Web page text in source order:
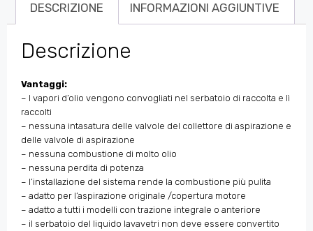
DESCRIZIONE INFORMAZIONI AGGIUNTIVE
Descrizione
Vantaggi:
– I vapori d’olio vengono convogliati nel serbatoio di raccolta e lì
raccolti
– nessuna intasatura delle valvole del collettore di aspirazione e
delle valvole di aspirazione
– nessuna combustione di molto olio
– nessuna perdita di potenza
– l’installazione del sistema rende la combustione più pulita
– adatto per l’aspirazione originale /copertura motore
– adatto a tutti i modelli con trazione integrale o anteriore
– il serbatoio del liquido lavavetri non deve essere convertito